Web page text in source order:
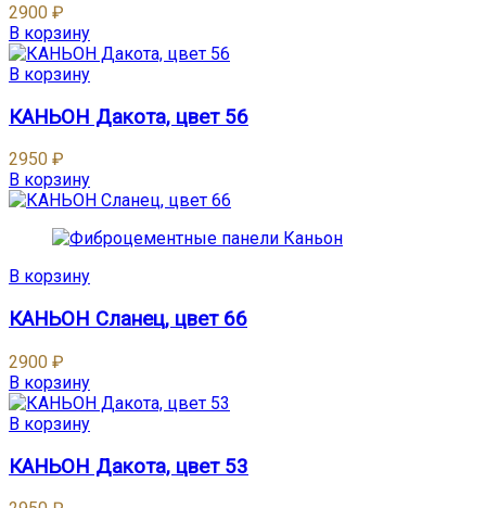
2900 ₽
В корзину
В корзину
КАНЬОН Дакота, цвет 56
2950 ₽
В корзину
В корзину
КАНЬОН Сланец, цвет 66
2900 ₽
В корзину
В корзину
КАНЬОН Дакота, цвет 53